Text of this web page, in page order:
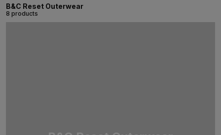
B&C Reset Outerwear
8 products